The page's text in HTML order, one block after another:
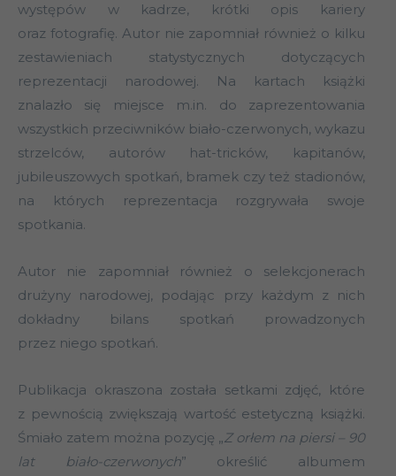
występów w kadrze, krótki opis kariery
oraz fotografię. Autor nie zapomniał również o kilku
zestawieniach statystycznych dotyczących
reprezentacji narodowej. Na kartach książki
znalazło się miejsce m.in. do zaprezentowania
wszystkich przeciwników biało-czerwonych, wykazu
strzelców, autorów hat-tricków, kapitanów,
jubileuszowych spotkań, bramek czy też stadionów,
na których reprezentacja rozgrywała swoje
spotkania.
Autor nie zapomniał również o selekcjonerach
drużyny narodowej, podając przy każdym z nich
dokładny bilans spotkań prowadzonych
przez niego spotkań.
Publikacja okraszona została setkami zdjęć, które
z pewnością zwiększają wartość estetyczną książki.
Śmiało zatem można pozycję „Z orłem na piersi – 90
lat biało-czerwonych” określić albumem